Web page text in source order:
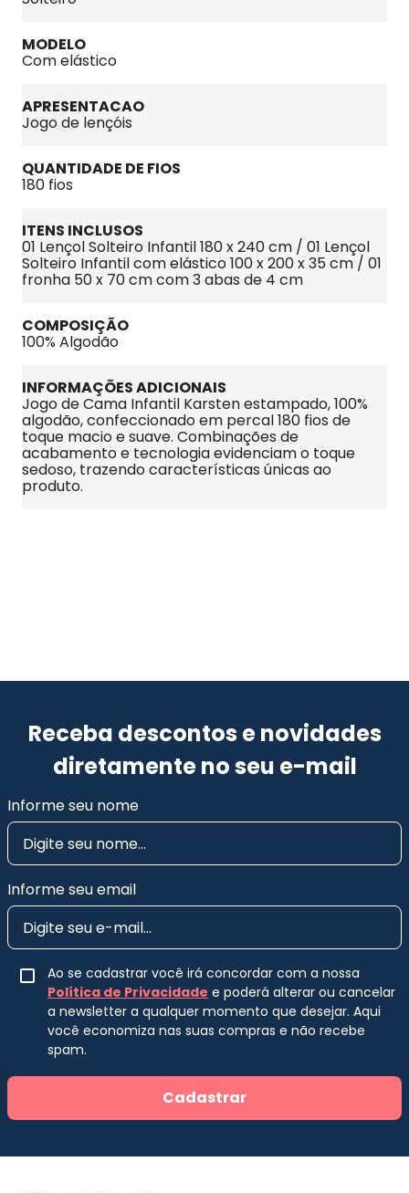
MODELO
Com elástico
APRESENTACAO
Jogo de lençóis
QUANTIDADE DE FIOS
180 fios
ITENS INCLUSOS
01 Lençol Solteiro Infantil 180 x 240 cm / 01 Lençol
Solteiro Infantil com elástico 100 x 200 x 35 cm / 01
fronha 50 x 70 cm com 3 abas de 4 cm
COMPOSIÇÃO
100% Algodão
INFORMAÇÕES ADICIONAIS
Jogo de Cama Infantil Karsten estampado, 100%
algodão, confeccionado em percal 180 fios de
toque macio e suave. Combinações de
acabamento e tecnologia evidenciam o toque
sedoso, trazendo características únicas ao
produto.
Receba descontos e novidades
diretamente no seu e-mail
Informe seu nome
Informe seu email
Ao se cadastrar você irá concordar com a nossa
Política de Privacidade e poderá alterar ou cancelar
a newsletter a qualquer momento que desejar. Aqui
você economiza nas suas compras e não recebe
spam.
Cadastrar